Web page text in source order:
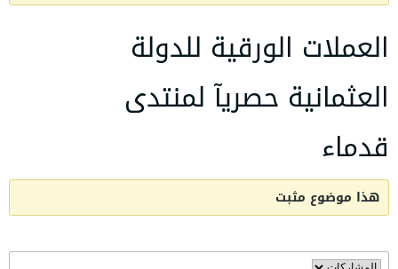
العملات الورقية للدولة
العثمانية حصريآ لمنتدى
قدماء
هذا موضوع مثبت